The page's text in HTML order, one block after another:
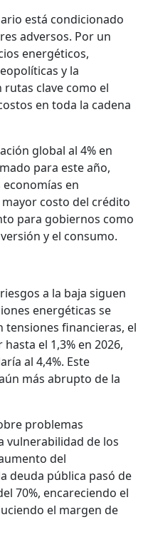
está condicionado
adversos. Por un
energéticos,
y la
clave como el
en toda la cadena
global al 4% en
para este año,
en
costo del crédito
para gobiernos como
y el consumo.
a la baja siguen
energéticas se
tensiones financieras, el
el 1,3% en 2026,
al 4,4%. Este
más abrupto de la
problemas
vulnerabilidad de los
del
deuda pública pasó de
70%, encareciendo el
el margen de